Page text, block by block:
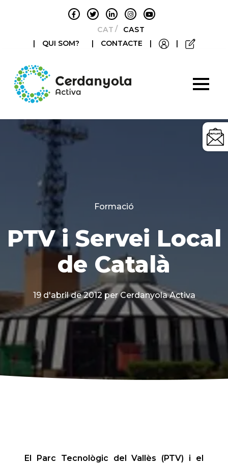
CATALÀCASTELLANO
|
QUI SOM? | CONTACTE | |
Categories
Formació
PTV i Servei Local
de Català
19 d'abril de 2012 per Cerdanyola Activa
El Parc Tecnològic del Vallès (PTV) i el